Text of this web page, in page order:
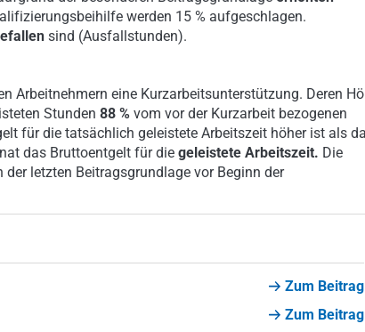
werden 15 % aufgeschlagen.
sind (Ausfallstunden).
Arbeitnehmern eine Kurzarbeitsunterstützung. Deren
Stunden 88 % vom vor der Kurzarbeit bezogenen
für die tatsächlich geleistete Arbeitszeit höher ist als
das Bruttoentgelt für die geleistete Arbeitszeit. Die
letzten Beitragsgrundlage vor Beginn der
Zum Beitrag
Zum Beitrag